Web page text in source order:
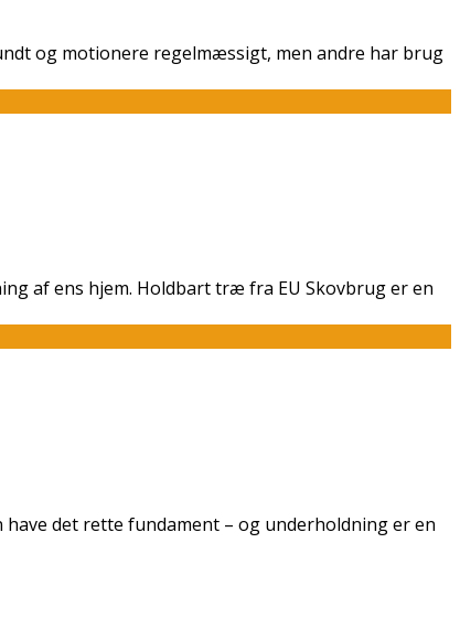
og motionere regelmæssigt, men andre har brug
af ens hjem. Holdbart træ fra EU Skovbrug er en
det rette fundament – og underholdning er en